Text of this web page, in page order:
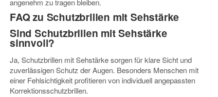
angenehm zu tragen bleiben.
FAQ zu Schutzbrillen mit Sehstärke
Sind Schutzbrillen mit Sehstärke
sinnvoll?
Ja, Schutzbrillen mit Sehstärke sorgen für klare Sicht und
zuverlässigen Schutz der Augen. Besonders Menschen mit
einer Fehlsichtigkeit profitieren von individuell angepassten
Korrektionsschutzbrillen.